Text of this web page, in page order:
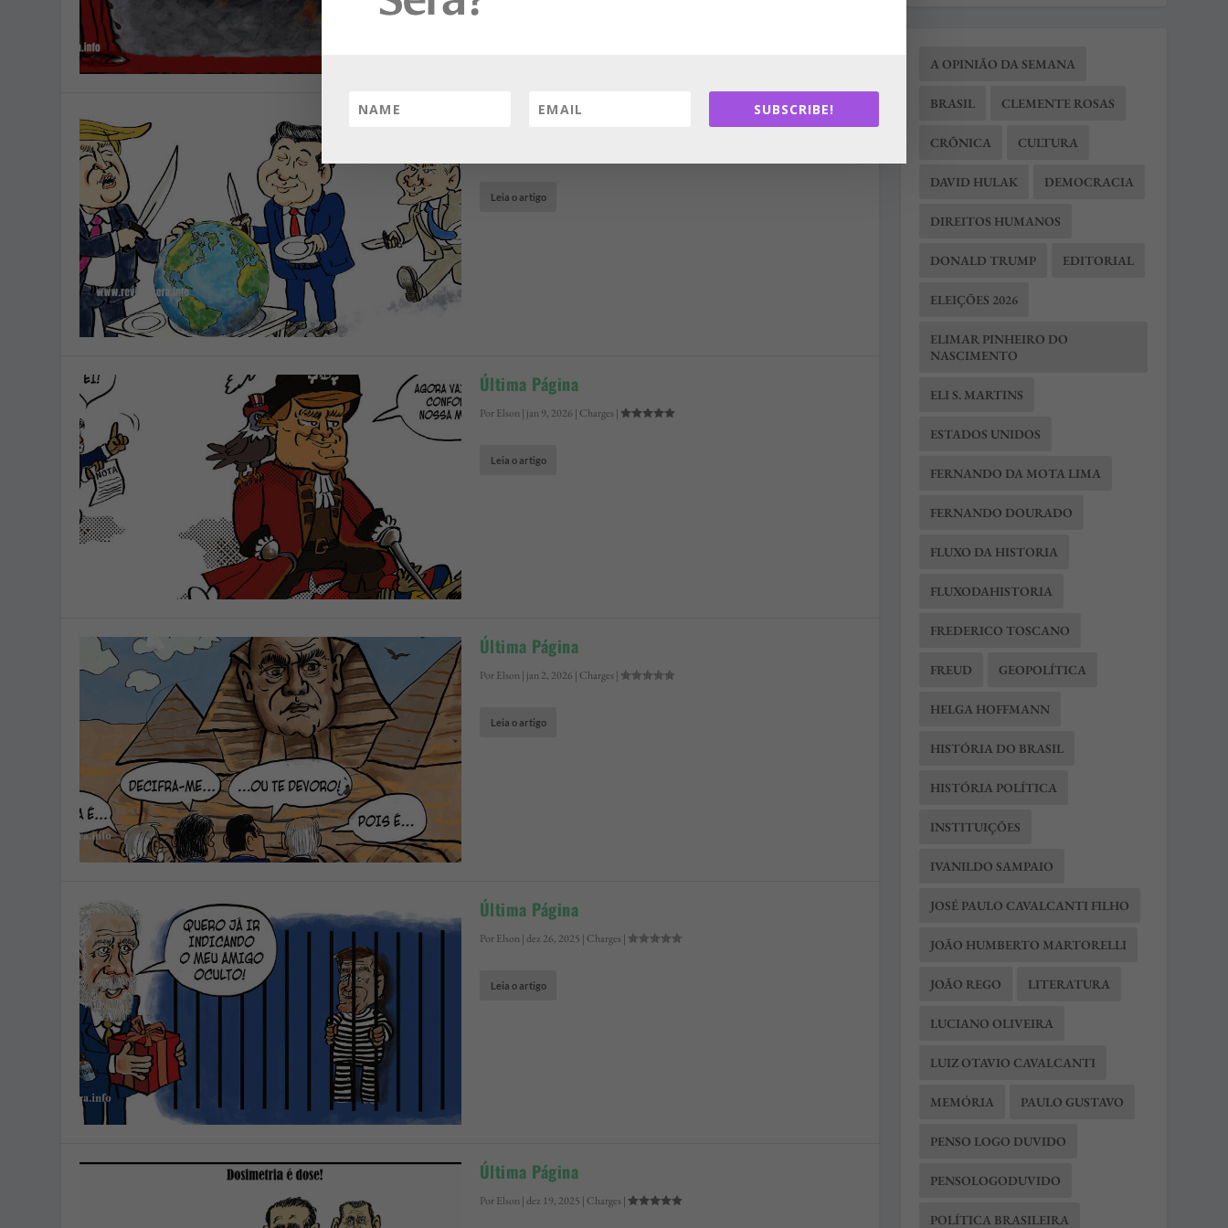
Última Página
Leia o artigo
Última Página
PorElson| jan 9, 2026 | Charges |
Leia o artigo
Última Página
PorElson| jan 2, 2026 | Charges |
Leia o artigo
Última Página
PorElson|dez 26, 2025 | Charges |
Leia o artigo
Última Página
PorElson|dez 19, 2025 | Charges |
A OPINIÃO DA SEMANA
BRASIL CLEMENTE ROSAS
CRÔNICA CULTURA
DAVID HULAK DEMOCRACIA
DIREITOS HUMANOS
DONALD TRUMP EDITORIAL
ELEIÇÕES 2026
ELIMAR PINHEIRO DO
NASCIMENTO
ELI S. MARTINS
ESTADOS UNIDOS
FERNANDO DA MOTA LIMA
FERNANDO DOURADO
FLUXO DA HISTORIA
FLUXODAHISTORIA
FREDERICO TOSCANO
FREUD GEOPOLÍTICA
HELGA HOFFMANN
HISTÓRIA DO BRASIL
HISTÓRIA POLÍTICA
INSTITUIÇÕES
IVANILDO SAMPAIO
JOSÉ PAULO CAVALCANTI FILHO
JOÃO HUMBERTO MARTORELLI
JOÃO REGO LITERATURA
LUCIANO OLIVEIRA
LUIZ OTAVIO CAVALCANTI
MEMÓRIA PAULO GUSTAVO
PENSO LOGO DUVIDO
PENSOLOGODUVIDO
POLÍTICA BRASILEIRA
SUBSCRIBE!